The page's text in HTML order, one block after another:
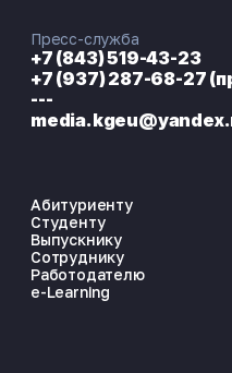
Абитуриенту
Студенту
Выпускнику
Сотруднику
Работодателю
e-Learning
Пресс-служба
+7 (843) 519-43-23
+7 (937) 287-68-27
---